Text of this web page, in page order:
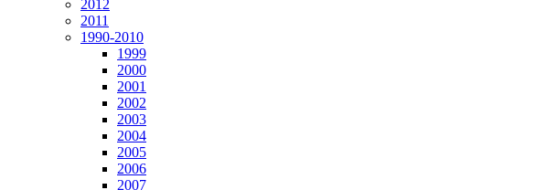
2012
2011
1990-2010
1999
2000
2001
2002
2003
2004
2005
2006
2007